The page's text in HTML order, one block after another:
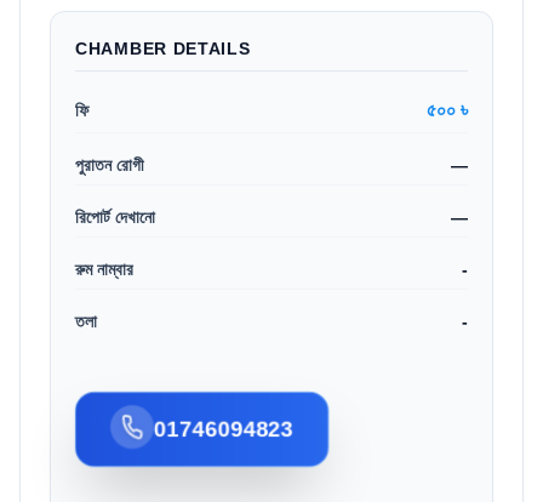
CHAMBER DETAILS
ফি ৫০০ ৳
পুরাতন রোগী —
রিপোর্ট দেখানো —
রুম নাম্বার -
তলা -
01746094823